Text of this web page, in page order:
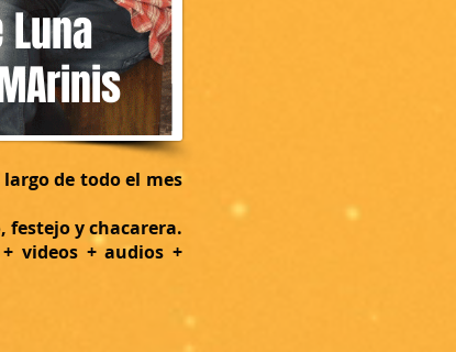
Luna
de todo el mes
y chacarera.
videos + audios +